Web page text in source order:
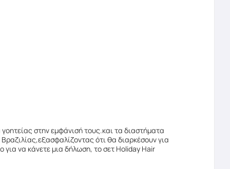
γοητείας στην εμφάνισή τους.και τα διαστήματα
ότι θα διαρκέσουν για
για να κάνετε μια δήλωση, το σετ Holiday Hair